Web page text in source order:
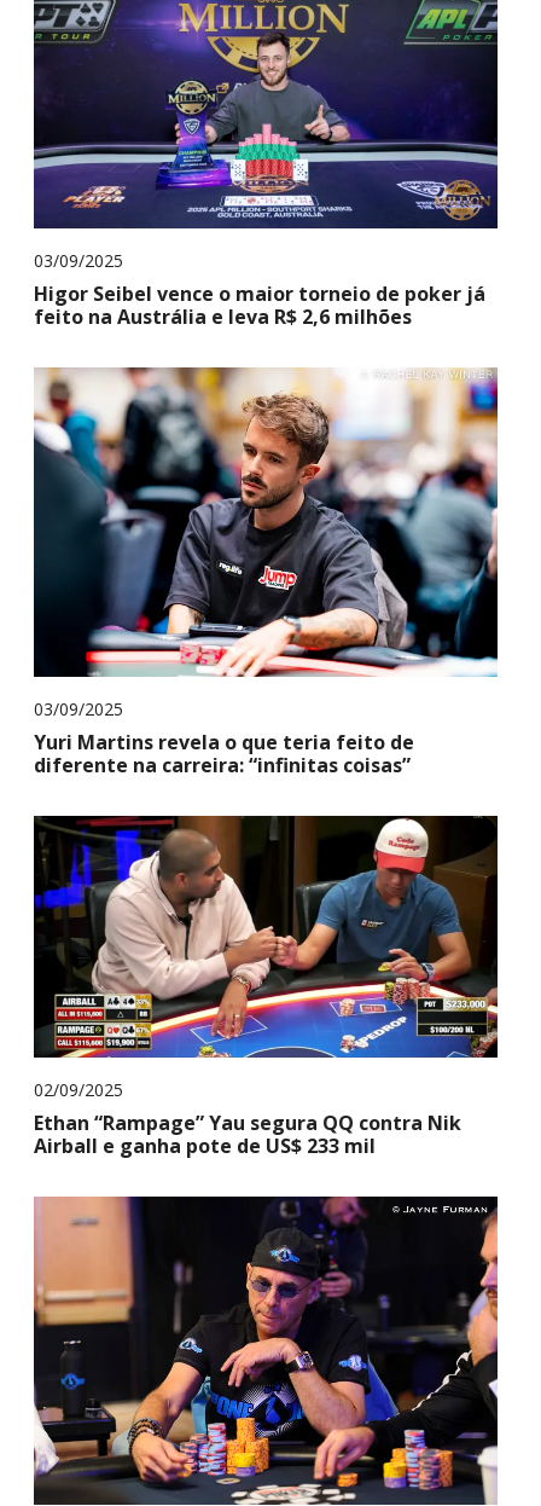
03/09/2025
Higor Seibel vence o maior torneio de poker já
feito na Austrália e leva R$ 2,6 milhões
03/09/2025
Yuri Martins revela o que teria feito de
diferente na carreira: “infinitas coisas”
02/09/2025
Ethan “Rampage” Yau segura QQ contra Nik
Airball e ganha pote de US$ 233 mil